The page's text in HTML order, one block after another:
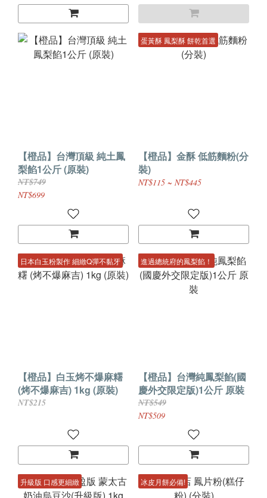
【橙品】台灣頂級 純土鳳
梨餡1公斤 (原裝)
NT$749
NT$699
蛋黃酥 鳳梨酥 餅乾首選
【橙品】金酥 低筋麵粉(分
裝)
NT$115 ~ NT$445
日本白玉粉製作 細緻Q彈不黏牙
【橙品】白玉烤不爆麻糬
(烤不爆麻吉) 1kg (原裝)
NT$215
進過總統府的鳳梨餡！
【橙品】台灣純鳳梨餡(國
慶外交限定版)1公斤 原裝
NT$549
NT$509
升級版 口感更細緻 冰皮月餅必備!